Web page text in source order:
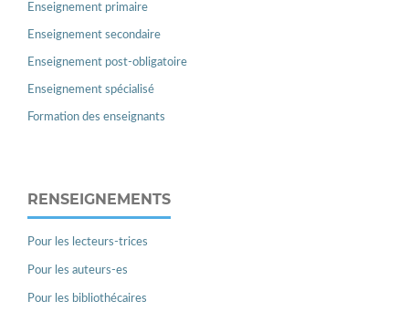
Enseignement primaire
Enseignement secondaire
Enseignement post-obligatoire
Enseignement spécialisé
Formation des enseignants
RENSEIGNEMENTS
Pour les lecteurs-trices
Pour les auteurs-es
Pour les bibliothécaires